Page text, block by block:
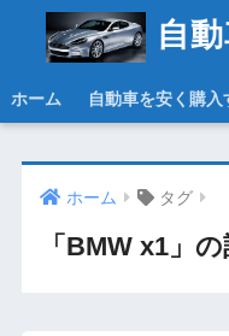
自動
ホーム 自動車を安く購
ホーム タグ
「BMW x1」